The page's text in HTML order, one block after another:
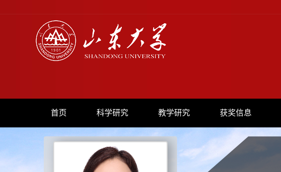
首页 科学研究 教学研究 获奖信息